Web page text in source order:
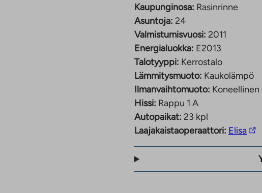
Kaupunginosa: Rasinrinne
Asuntoja: 24
Valmistumisvuosi: 2011
Energialuokka: E2013
Talotyyppi: Kerrostalo
Lämmitysmuoto: Kaukolämpö
Ilmanvaihtomuoto:
Hissi: Rappu 1 A
Autopaikat: 23 kpl
Laajakaistaoperaattori: Elisa
vie